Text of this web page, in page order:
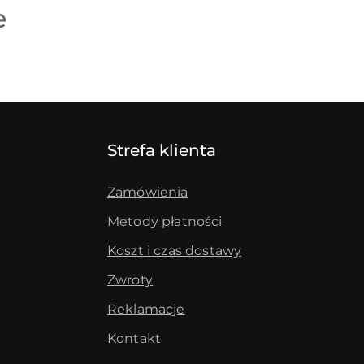
Strefa klienta
Zamówienia
Metody płatności
Koszt i czas dostawy
Zwroty
Reklamacje
Kontakt